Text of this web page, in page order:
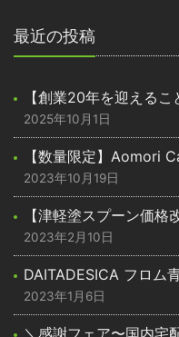
最近の投稿
【創業20年を迎えるこ
2025年10月1日
【数量限定】Aomori
2023年10月19日
【津軽塗スプーン価格
2023年2月10日
DAITADESICA フロム
2023年1月6日